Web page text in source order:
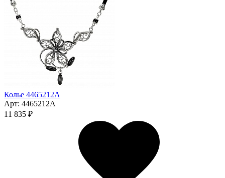
Колье 4465212А
Арт: 4465212А
11 835 ₽